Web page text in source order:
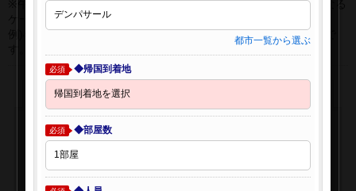
※午前0時以降に出発する深夜便について、搭乗日をお間違えになる
ケースが多く発生しています。
例)4月8日00：30出発の場合、搭乗手続きは4月7日22:30が目安で
都市一覧から選ぶ
必須 ◆帰国到着地
必須 ◆部屋数